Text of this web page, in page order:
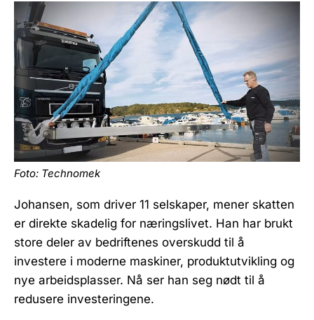
Foto: Technomek
Johansen, som driver 11 selskaper, mener skatten
er direkte skadelig for næringslivet. Han har brukt
store deler av bedriftenes overskudd til å
investere i moderne maskiner, produktutvikling og
nye arbeidsplasser. Nå ser han seg nødt til å
redusere investeringene.